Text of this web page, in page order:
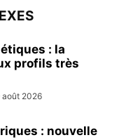
: la
profils très
août 2026
: nouvelle